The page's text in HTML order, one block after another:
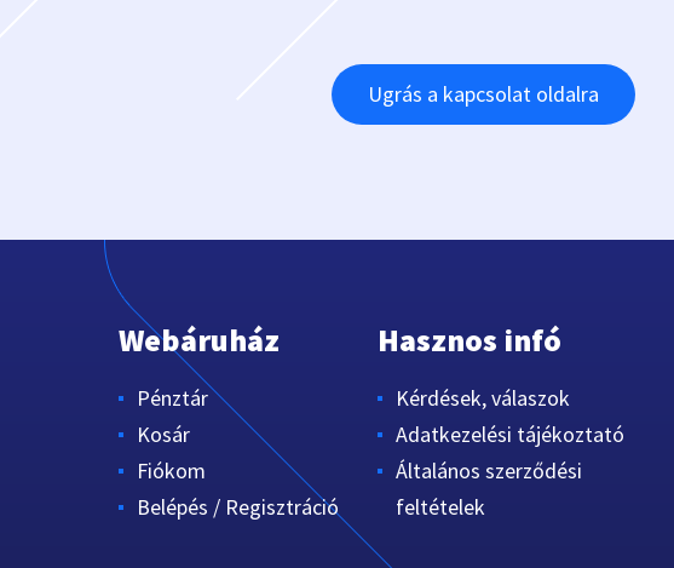
Ugrás a kapcsolat oldalra
Webáruház
Pénztár
Kosár
Fiókom
Belépés / Regisztráció
Hasznos infó
Kérdések, válaszok
Adatkezelési tájékoztató
Általános szerződési
feltételek